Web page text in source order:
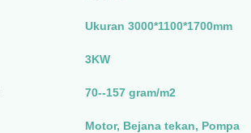
Ukuran 3000*1100*1700mm
3KW
70--157 gram/m2
Motor, Bejana tekan, Pompa